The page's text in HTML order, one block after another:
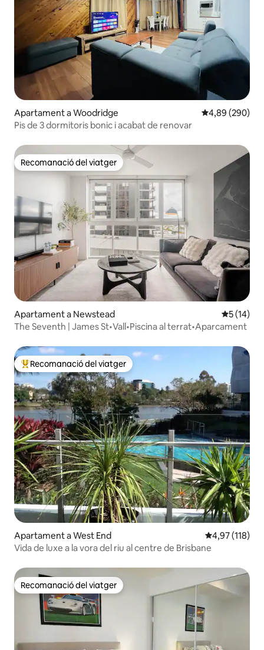
Apartament a Woodridge 4,89 de
4,89 (290)
Pis de 3 dormitoris bonic i acabat de renovar
Recomanació del viatger
Recomanació del viatger
Apartament a Newstead 5 de
5 (14)
The Seventh | James St•Vall•Piscina al terrat•Aparcament
Principals recomanacions dels viatgers
Recomanació del viatger
Apartament a West End 4,97 de
4,97 (118)
Vida de luxe a la vora del riu al centre de Brisbane
Recomanació del viatger
Recomanació del viatger